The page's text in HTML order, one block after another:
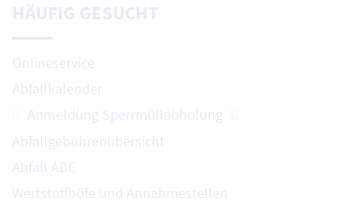
HÄUFIG GESUCHT
Onlineservice
Abfallkalender
Anmeldung Sperrmüllabholung
Abfallgebührenübersicht
Abfall ABC
Wertstoffhöfe und Annahmestellen